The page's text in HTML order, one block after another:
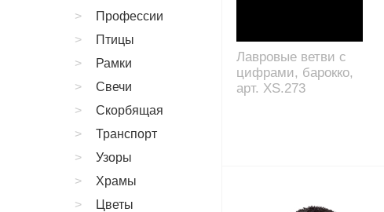
Лавровые ветви с
цифрами, барокко,
арт. XS.273
Профессии
Птицы
Рамки
Свечи
Скорбящая
Транспорт
Узоры
Храмы
Цветы